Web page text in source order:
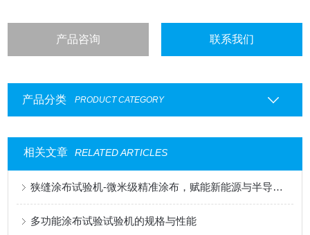
产品咨询 联系我们
产品分类 PRODUCT CATEGORY
相关文章 RELATED ARTICLES
狭缝涂布试验机-微米级精准涂布，赋能新能源与半导体科研创新
多功能涂布试验试验机的规格与性能